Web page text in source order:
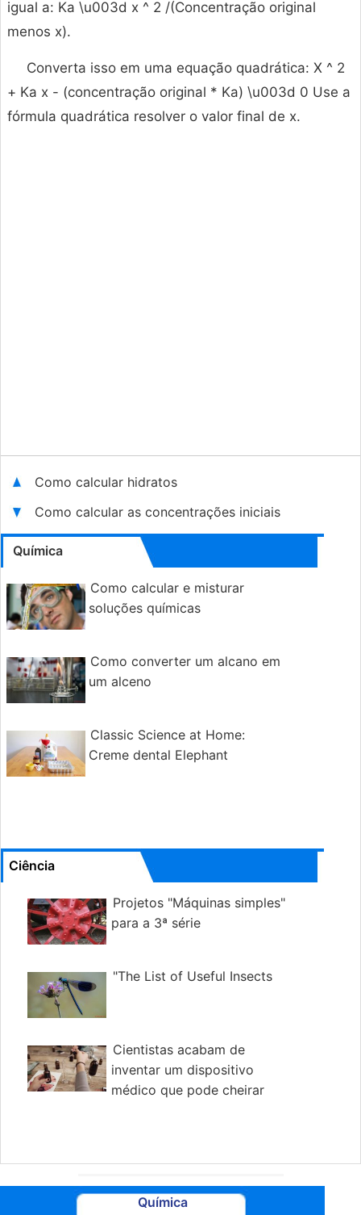
igual a: Ka \u003d x ^ 2 /(Concentração original
menos x).
Converta isso em uma equação quadrática: X ^ 2
+ Ka x - (concentração original * Ka) \u003d 0 Use a
fórmula quadrática resolver o valor final de x.
Como calcular hidratos
Como calcular as concentrações iniciais
Química
Como calcular e misturar
soluções químicas
Como converter um alcano em
um alceno
Classic Science at Home:
Creme dental Elephant
Ciência
Projetos "Máquinas simples"
para a 3ª série
"The List of Useful Insects
Cientistas acabam de
inventar um dispositivo
médico que pode cheirar
Química